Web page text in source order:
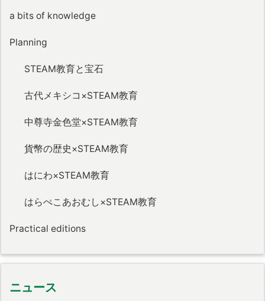
a bits of knowledge
Planning
STEAM教育と宝石
古代メキシコ×STEAM教育
中尊寺金色堂×STEAM教育
貨幣の歴史×STEAM教育
はにわ×STEAM教育
はらぺこあおむし×STEAM教育
Practical editions
ニュース